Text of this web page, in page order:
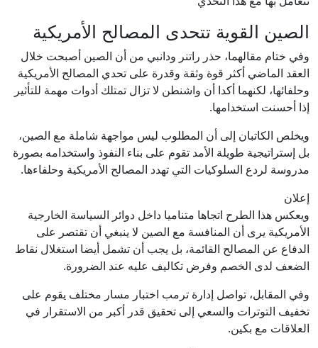
الصين القوية تتحدى المصالح الأمريكية
وفي ختام مقالهما، حذر راتنر ودانبي من أن الصين أصبحت خلال
العقد الماضي أكثر قوة وثقة وقدرة على تحدي المصالح الأمريكية
وحلفائها، لكنهما أكدا أن واشنطن لا تزال تمتلك أدوات مهمة للتأثير
إذا أحسنت استخدامها.
ويخلص الكاتبان إلى أن المطلوب ليس مواجهة شاملة مع الصين،
بل إستراتيجية طويلة الأمد تقوم على بناء النفوذ واستخدامه بصورة
مدروسة لردع السلوكيات التي تهدد المصالح الأمريكية وحلفاءها.
إعلان
ويعكس هذا الطرح اتجاها متناميا داخل دوائر السياسة الخارجية
الأمريكية يرى أن المنافسة مع الصين لا ينبغي أن تقتصر على
الدفاع عن المصالح القائمة، بل يجب أن تشمل أيضا استغلال نقاط
الضعف لدى الخصم وفرض تكاليف عليه عند الضرورة.
وفي المقابل، تواصل إدارة ترمب اختبار مسار مختلف يقوم على
تخفيف التوترات والسعي إلى تحقيق قدر أكبر من الاستقرار في
العلاقات مع بكين.